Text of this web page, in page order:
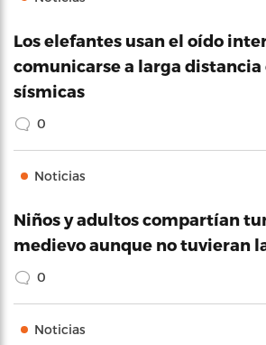
Los elefantes usan el oído
comunicarse a larga distancia
sísmicas
0
Noticias
Niños y adultos compartían
medievo aunque no tuvieran
0
Noticias